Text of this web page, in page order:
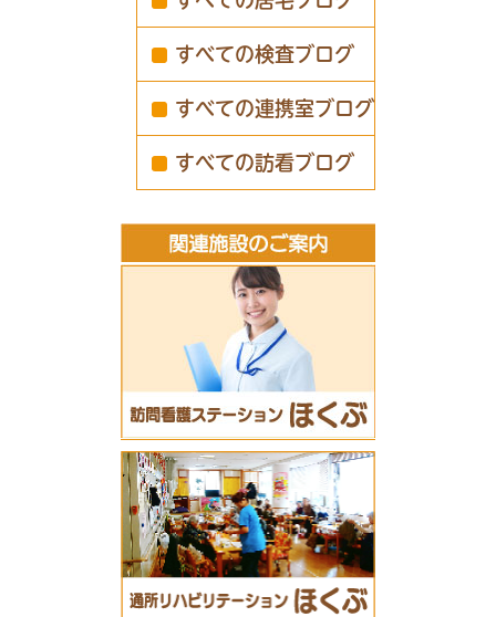
すべての検査ブログ
すべての連携室ブログ
すべての訪看ブログ